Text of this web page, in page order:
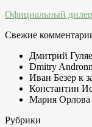
Официальный
Свежие
Дмитрий
Dmitry
Иван Безер к
Константин
Мария Орлова
Рубрики